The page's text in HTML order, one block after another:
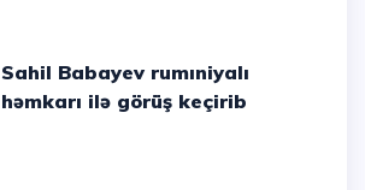
Sahil Babayev rumıniyalı
həmkarı ilə görüş keçirib